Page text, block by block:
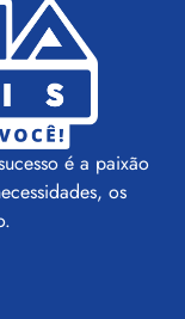
é a paixão
os